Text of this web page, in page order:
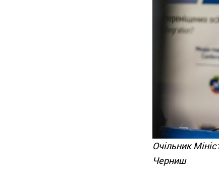
Очільник
Черниш